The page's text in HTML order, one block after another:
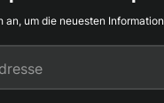
an, um die neuesten